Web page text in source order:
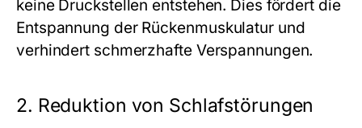
keine Druckstellen entstehen. Dies fördert die
Entspannung der Rückenmuskulatur und
verhindert schmerzhafte Verspannungen.
2. Reduktion von Schlafstörungen